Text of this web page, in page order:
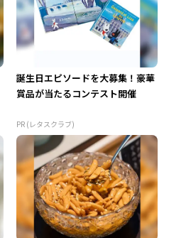
誕生日エピソードを大募集！豪華
賞品が当たるコンテスト開催
PR (レタスクラブ)